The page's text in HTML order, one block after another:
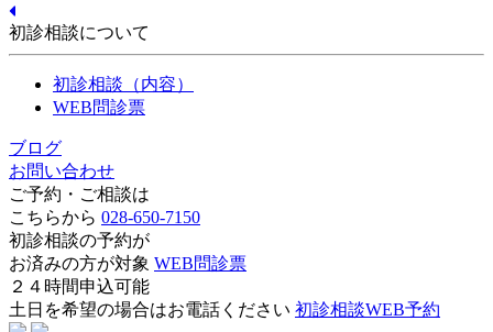
初診相談について
初診相談（内容）
WEB問診票
ブログ
お問い合わせ
ご予約・ご相談は
こちらから 028-650-7150
初診相談の予約が
お済みの方が対象 WEB問診票
２４時間申込可能
土日を希望の場合はお電話ください 初診相談WEB予約